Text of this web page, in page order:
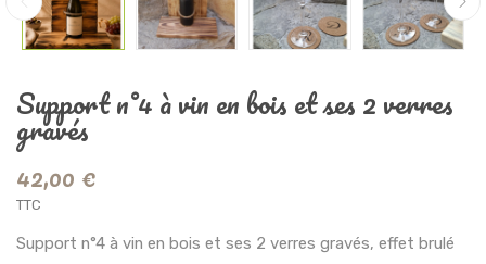
Support n°4 à vin en bois et ses 2 verres
gravés
42,00 €
TTC
Support n°4 à vin en bois et ses 2 verres gravés, effet brulé